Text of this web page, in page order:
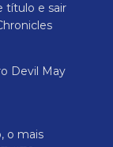
título e sair
Devil May
o mais